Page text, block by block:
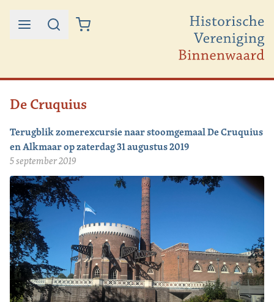
Ga naar de inhoud
De Cruquius
Terugblik zomerexcursie naar stoomgemaal De Cruquius
en Alkmaar op zaterdag 31 augustus 2019
5 september 2019